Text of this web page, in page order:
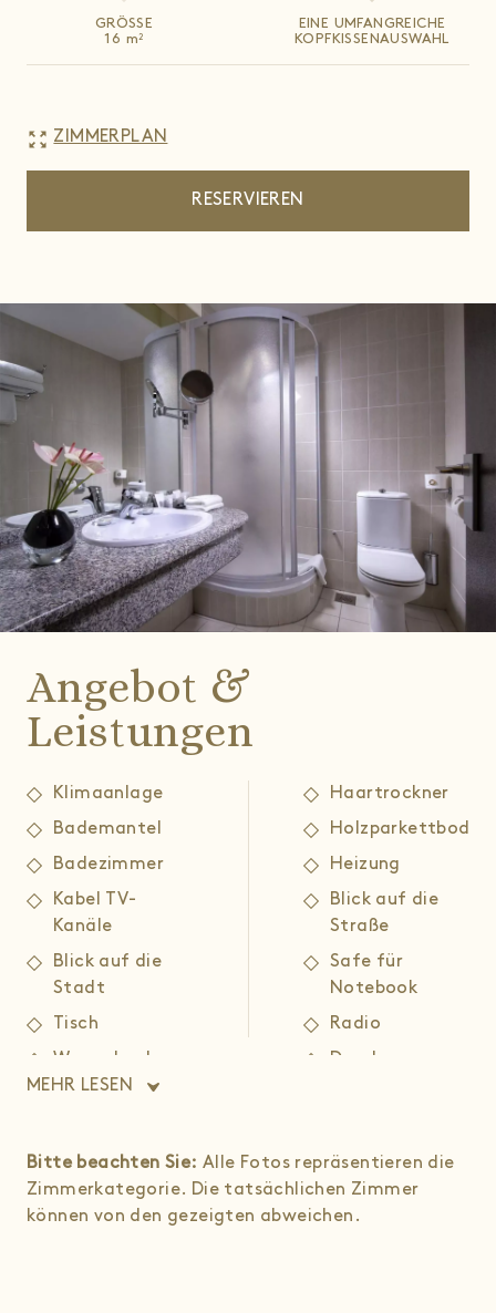
GRÖSSE
16 m2
EINE UMFANGREICHE
KOPFKISSENAUSWAHL
RESERVIEREN
zoom_out_map ZIMMERPLAN
Angebot &
Leistungen
Klimaanlage
Bademantel
Badezimmer
Kabel TV-
Kanäle
Blick auf die
Stadt
Tisch
Wasserkocher
elektrisch
Kostenfreie
Toilettenartikel
Haartrockner
Holzparkettboden
Heizung
Blick auf die
Straße
Safe für
Notebook
Radio
Dusche
WC
Weckservice
MEHR LESEN
Bitte beachten Sie: Alle Fotos repräsentieren die
Zimmerkategorie. Die tatsächlichen Zimmer
können von den gezeigten abweichen.